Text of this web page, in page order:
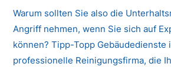
Warum sollten Sie also die
Angriff nehmen, wenn Sie sich auf
können? Tipp-Topp Gebäudedienste
professionelle Reinigungsfirma, die